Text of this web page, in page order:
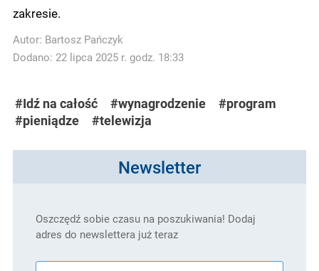
zakresie.
Autor: Bartosz Pańczyk
Dodano: 22 lipca 2025 r. godz. 18:33
#Idź na całość #wynagrodzenie
#program
#pieniądze
#telewizja
Newsletter
Oszczędź sobie czasu na poszukiwania! Dodaj
adres do newslettera już teraz